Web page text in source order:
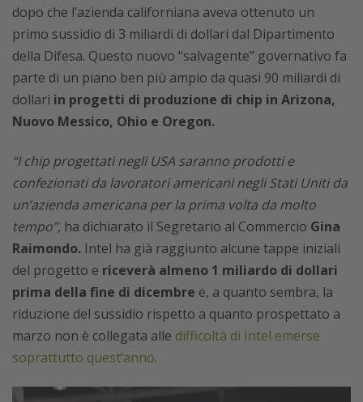
dopo che l’azienda californiana aveva ottenuto un
primo sussidio di 3 miliardi di dollari dal Dipartimento
della Difesa. Questo nuovo “salvagente” governativo fa
parte di un piano ben più ampio da quasi 90 miliardi di
dollari in progetti di produzione di chip in Arizona,
Nuovo Messico, Ohio e Oregon.
“I chip progettati negli USA saranno prodotti e
confezionati da lavoratori americani negli Stati Uniti da
un’azienda americana per la prima volta da molto
tempo”, ha dichiarato il Segretario al Commercio Gina
Raimondo. Intel ha già raggiunto alcune tappe iniziali
del progetto e riceverà almeno 1 miliardo di dollari
prima della fine di dicembre e, a quanto sembra, la
riduzione del sussidio rispetto a quanto prospettato a
marzo non è collegata alle difficoltà di Intel emerse
soprattutto quest’anno.